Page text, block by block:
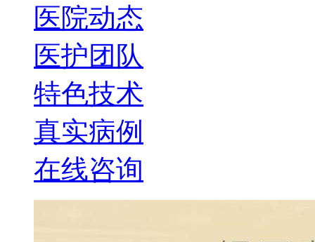
医院动态
医护团队
特色技术
真实病例
在线咨询